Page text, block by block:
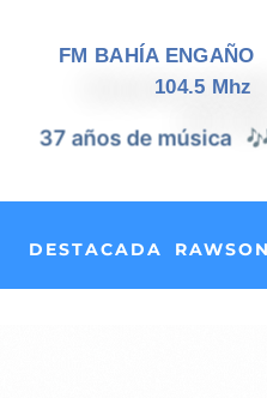
FM BAHÍA ENGAÑO
104.5 Mhz
37 años de noticias
DESTACADA RAWSON